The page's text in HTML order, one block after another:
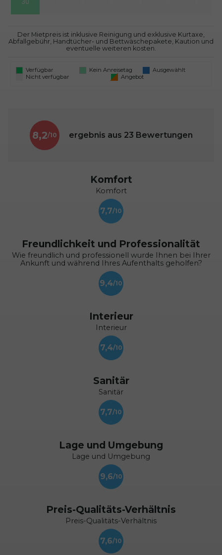
Der Mietpreis ist inklusive Reinigung und exklusive Kurtaxe,
Abfallgebühr, Handtücher- und Bettwäschepakete, Kaution und
eventuelle weiteren kosten.
Verfügbar Kein Anreisetag
Ausgewählt
Nicht verfügbar
Angebot
8,2 ergebnis aus 23 Bewertungen
Komfort
Komfort
7,7
Freundlichkeit und Professionalität
Wie freundlich und professionell wurde Ihnen bei Ihrer
Ankunft und während Ihres Aufenthalts geholfen?
9,4
Interieur
Interieur
7,4
Sanitär
Sanitär
7,7
Lage und Umgebung
Lage und Umgebung
9,6
Preis-Qualitäts-Verhältnis
Preis-Qualitäts-Verhältnis
7,6